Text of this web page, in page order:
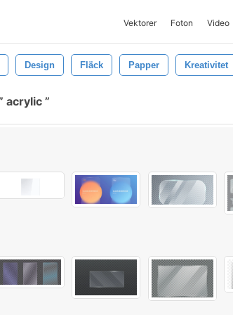
Vektorer Foton Video
Design Fläck Papper Kreativitet
acrylic